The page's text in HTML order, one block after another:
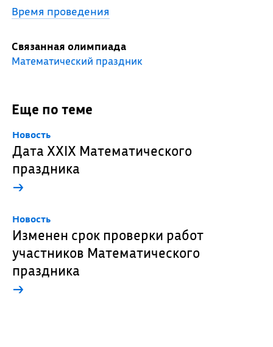
Время проведения
Связанная олимпиада
Математический праздник
Еще по теме
Новость
Дата XXIX Математического
праздника
→
Новость
Изменен срок проверки работ
участников Математического
праздника
→